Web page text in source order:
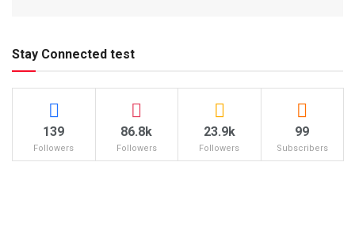
Stay Connected test
139
Followers
86.8k
Followers
23.9k
Followers
99
Subscribers